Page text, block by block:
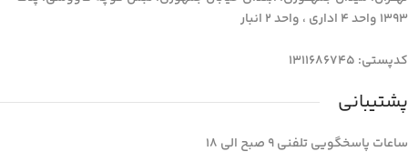
1393 واحد 4 اداری ، واحد 2 انبار
کدپستی: 1311686745
پشتیبانی
ساعات پاسخگویی تلفنی 9 صبح الی 18